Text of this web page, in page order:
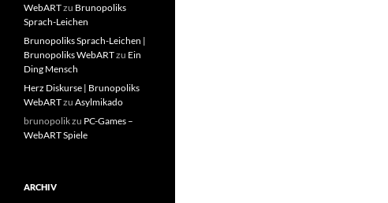
WebARTzu Brunopoliks
Sprach-Leichen
Brunopoliks Sprach-Leichen |
Brunopoliks WebARTzu Ein
Ding Mensch
Herz Diskurse | Brunopoliks
WebARTzu Asylmikado
brunopolikzu PC-Games –
WebART Spiele
ARCHIV